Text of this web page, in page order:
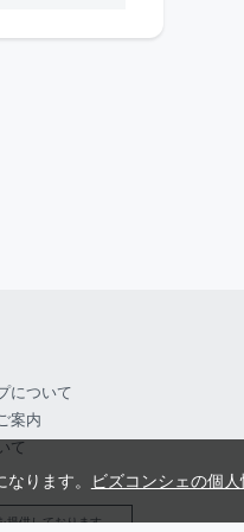
について
案内
て
提供しております
ります。 ビズコンシェの個